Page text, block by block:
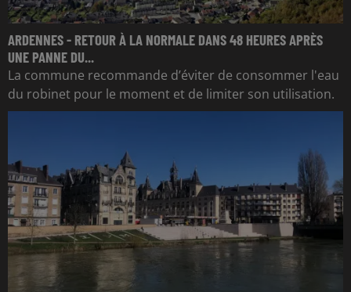
ARDENNES - RETOUR À LA NORMALE DANS 48 HEURES APRÈS
UNE PANNE DU...
La commune recommande d’éviter de consommer l'eau
du robinet pour le moment et de limiter son utilisation.